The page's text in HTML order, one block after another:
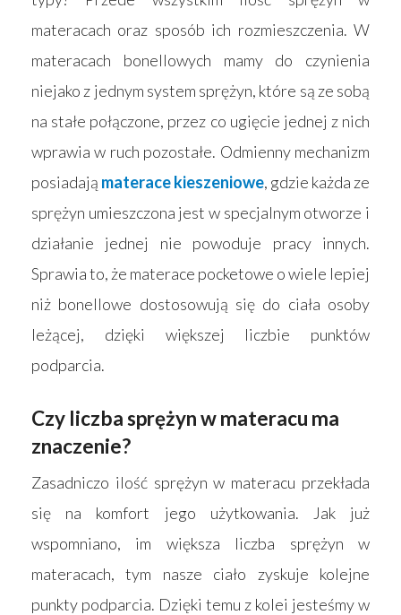
materacach oraz sposób ich rozmieszczenia. W
materacach bonellowych mamy do czynienia
niejako z jednym system sprężyn, które są ze sobą
na stałe połączone, przez co ugięcie jednej z nich
wprawia w ruch pozostałe. Odmienny mechanizm
posiadają materace kieszeniowe, gdzie każda ze
sprężyn umieszczona jest w specjalnym otworze i
działanie jednej nie powoduje pracy innych.
Sprawia to, że materace pocketowe o wiele lepiej
niż bonellowe dostosowują się do ciała osoby
leżącej, dzięki większej liczbie punktów
podparcia.
Czy liczba sprężyn w materacu ma
znaczenie?
Zasadniczo ilość sprężyn w materacu przekłada
się na komfort jego użytkowania. Jak już
wspomniano, im większa liczba sprężyn w
materacach, tym nasze ciało zyskuje kolejne
punkty podparcia. Dzięki temu z kolei jesteśmy w